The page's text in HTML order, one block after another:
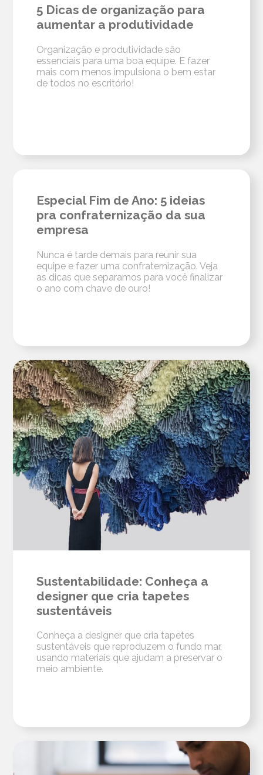
5 Dicas de organização para
aumentar a produtividade
Organização e produtividade são
essenciais para uma boa equipe. E fazer
mais com menos impulsiona o bem estar
de todos no escritório!
Especial Fim de Ano: 5 ideias
pra confraternização da sua
empresa
Nunca é tarde demais para reunir sua
equipe e fazer uma confraternização. Veja
as dicas que separamos para você finalizar
o ano com chave de ouro!
Sustentabilidade: Conheça a
designer que cria tapetes
sustentáveis
Conheça a designer que cria tapetes
sustentáveis que reproduzem o fundo mar,
usando materiais que ajudam a preservar o
meio ambiente.